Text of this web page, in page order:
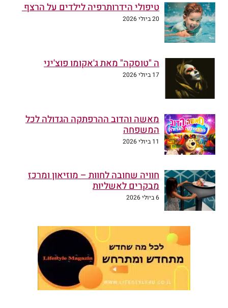
טיפולי הידרותרפיה לילדים על הרצף
20 ביולי 2026
ה "טוסקה" מאת ג'אקומו פוצ'יני
17 ביולי 2026
מאשה והדוב ההרפתקה הגדולה לכל
המשפחה
11 ביולי 2026
חוויה שחובה לחוות – מוזיאון ומרכז
מבקרים לאשליות
6 ביולי 2026